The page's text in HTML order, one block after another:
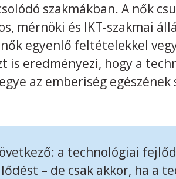
szakmákban. A nők
mérnöki és IKT-szakmai
egyenlő feltételekkel
eredményezi, hogy a
az emberiség
a technológiai
– de csak akkor, ha a